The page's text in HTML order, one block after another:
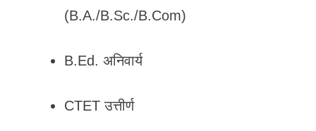
(B.A./B.Sc./B.Com)
B.Ed. अनिवार्य
CTET उत्तीर्ण